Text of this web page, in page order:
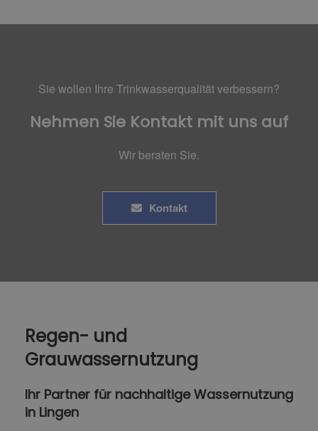
Sie wollen Ihre Trinkwasserqualität verbessern?
Nehmen Sie Kontakt mit uns auf
Wir beraten Sie.
Kontakt
Regen- und
Grauwassernutzung
Ihr Partner für nachhaltige Wassernutzung
in Lingen